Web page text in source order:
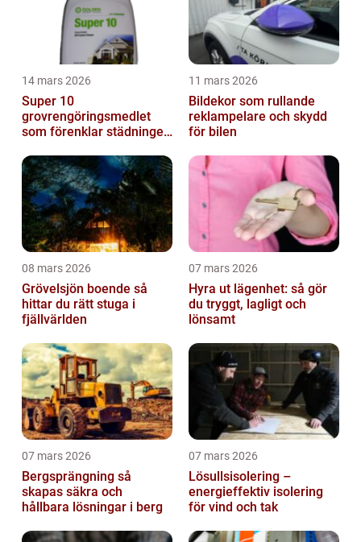
14 mars 2026
Super 10
grovrengöringsmedlet
som förenklar städningen
11 mars 2026
Bildekor som rullande
reklampelare och skydd
för bilen
08 mars 2026
Grövelsjön boende så
hittar du rätt stuga i
fjällvärlden
07 mars 2026
Hyra ut lägenhet: så gör
du tryggt, lagligt och
lönsamt
07 mars 2026
Bergsprängning så
skapas säkra och
hållbara lösningar i berg
07 mars 2026
Lösullsisolering –
energieffektiv isolering
för vind och tak